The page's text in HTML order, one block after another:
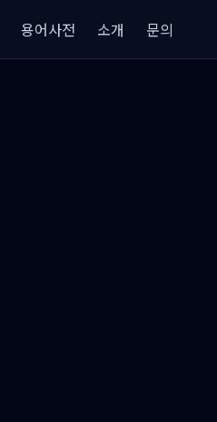
용어사전 소개 문의